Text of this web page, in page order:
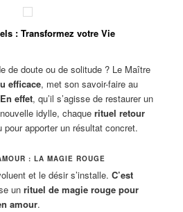
: Transformez votre Vie
de doute ou de solitude ? Le Maître
efficace, met son savoir-faire au
En effet, qu’il s’agisse de restaurer un
idylle, chaquerituel retour
pour apporter un résultat concret.
: LA MAGIE ROUGE
et le désir s’installe.C’est
unrituel de magie rouge pour
amour.